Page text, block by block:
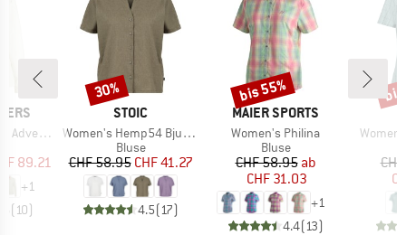
Bluse III
Preis
89.21
+1
(10)
MARKE
STOIC
Artikel
Women's Hemp54 BjurholmSt. S/S Blouse
Produktgruppe
Bluse
Preis
CHF 58.95reduzierter Preis
CHF 41.27
4.5(17)
Rabatt
30%
MARKE
MAIER SPORTS
Artikel
Women's Philina
Produktgruppe
Bluse
Preis
CHF 58.95reduzierter Preis
ab
CHF 31.03
+1
4.4(13)
Rabatt
bis 55%
Artikel